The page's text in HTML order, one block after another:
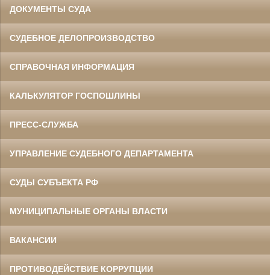
ДОКУМЕНТЫ СУДА
СУДЕБНОЕ ДЕЛОПРОИЗВОДСТВО
СПРАВОЧНАЯ ИНФОРМАЦИЯ
КАЛЬКУЛЯТОР ГОСПОШЛИНЫ
ПРЕСС-СЛУЖБА
УПРАВЛЕНИЕ СУДЕБНОГО ДЕПАРТАМЕНТА
СУДЫ СУБЪЕКТА РФ
МУНИЦИПАЛЬНЫЕ ОРГАНЫ ВЛАСТИ
ВАКАНСИИ
ПРОТИВОДЕЙСТВИЕ КОРРУПЦИИ